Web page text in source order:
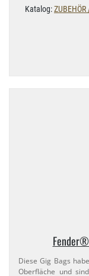
Katalog:
Diese Gig Bags
Oberfläche und